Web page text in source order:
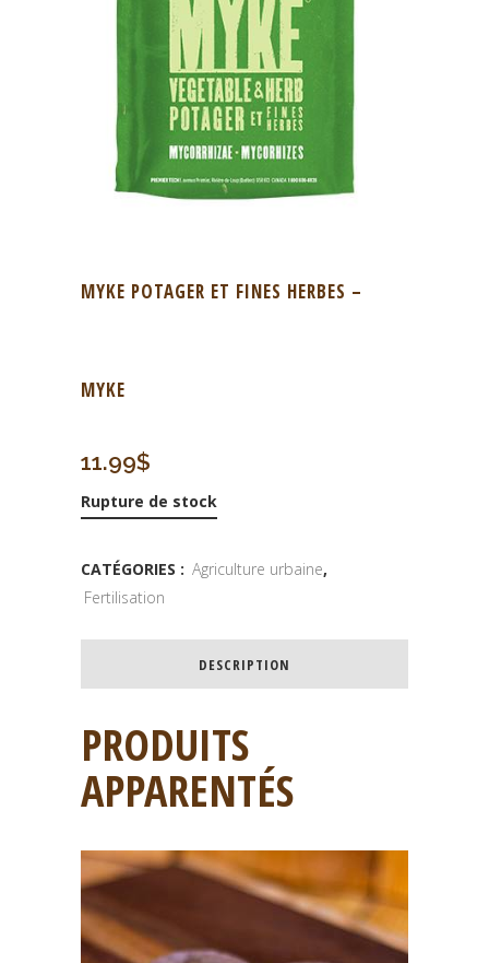
MYKE POTAGER ET FINES HERBES –
MYKE
11.99$
Rupture de stock
CATÉGORIES : Agriculture urbaine,
Fertilisation
DESCRIPTION
PRODUITS
APPARENTÉS